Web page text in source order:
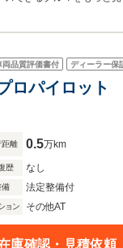
両品質評価書付 ディーラー保
ロパイロット
距離 0.5万km
歴 なし
備 法定整備付
ョン その他AT
庫確認・見積依頼